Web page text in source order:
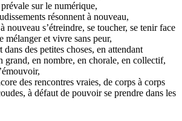
sur le numérique,
résonnent à nouveau,
nouveau s’étreindre, se toucher, se tenir face
mélanger et vivre sans peur,
des petites choses, en attendant
grand, en nombre, en chorale, en collectif,
des rencontres vraies, de corps à corps
à défaut de pouvoir se prendre dans les